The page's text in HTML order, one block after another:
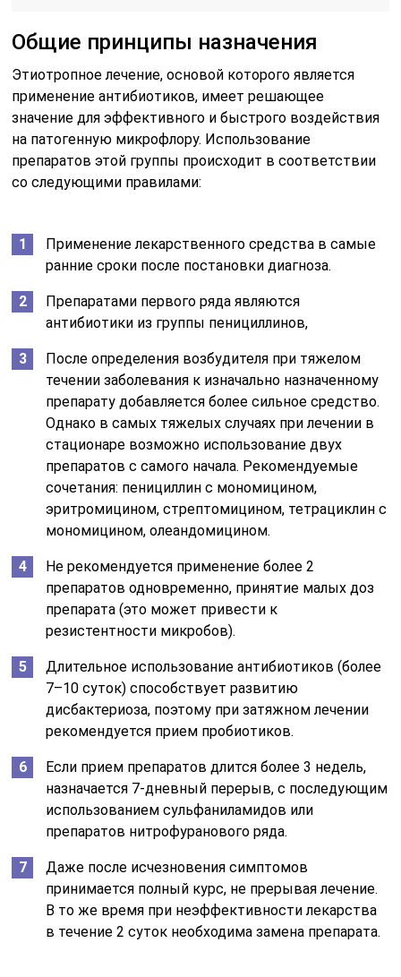
Общие принципы назначения
Этиотропное лечение, основой которого является
применение антибиотиков, имеет решающее
значение для эффективного и быстрого воздействия
на патогенную микрофлору. Использование
препаратов этой группы происходит в соответствии
со следующими правилами:
Применение лекарственного средства в самые
ранние сроки после постановки диагноза.
Препаратами первого ряда являются
антибиотики из группы пенициллинов,
После определения возбудителя при тяжелом
течении заболевания к изначально назначенному
препарату добавляется более сильное средство.
Однако в самых тяжелых случаях при лечении в
стационаре возможно использование двух
препаратов с самого начала. Рекомендуемые
сочетания: пенициллин с мономицином,
эритромицином, стрептомицином, тетрациклин с
мономицином, олеандомицином.
Не рекомендуется применение более 2
препаратов одновременно, принятие малых доз
препарата (это может привести к
резистентности микробов).
Длительное использование антибиотиков (более
7–10 суток) способствует развитию
дисбактериоза, поэтому при затяжном лечении
рекомендуется прием пробиотиков.
Если прием препаратов длится более 3 недель,
назначается 7-дневный перерыв, с последующим
использованием сульфаниламидов или
препаратов нитрофуранового ряда.
Даже после исчезновения симптомов
принимается полный курс, не прерывая лечение.
В то же время при неэффективности лекарства
в течение 2 суток необходима замена препарата.